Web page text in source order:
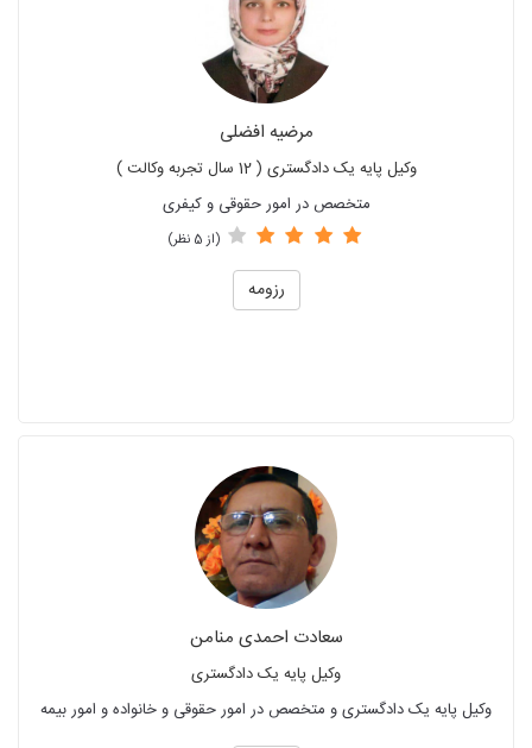
مرضیه افضلی
وکیل پایه یک دادگستری ( 12 سال تجربه وکالت )
متخصص در امور حقوقی و کیفری
(از 5 نظر)
رزومه
سعادت احمدی منامن
وکیل پایه یک دادگستری
وکیل پایه یک دادگستری و متخصص در امور حقوقی و خانواده و امور بیمه